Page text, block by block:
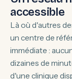
accessible
Là où d'autres
un centre de
immédiate :
dizaines de
d'une clinique